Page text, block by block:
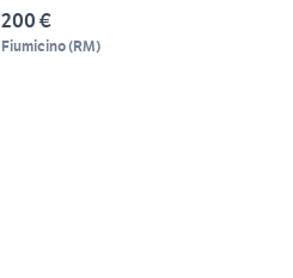
200 €
Fiumicino(RM)